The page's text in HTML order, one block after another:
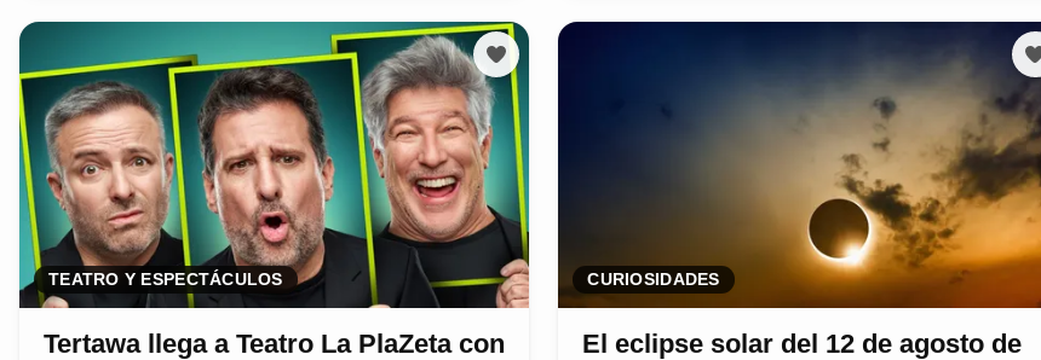
TEATRO Y ESPECTÁCULOS
Tertawa llega a Teatro La PlaZeta con
CURIOSIDADES
El eclipse solar del 12 de agosto de